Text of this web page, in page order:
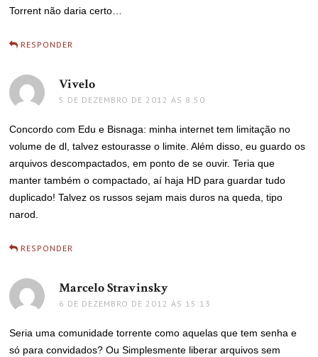
Torrent não daria certo…
RESPONDER
Vivelo
5 DE DEZEMBRO DE 2012 ÀS 8:50
Concordo com Edu e Bisnaga: minha internet tem limitação no
volume de dl, talvez estourasse o limite. Além disso, eu guardo os
arquivos descompactados, em ponto de se ouvir. Teria que
manter também o compactado, aí haja HD para guardar tudo
duplicado! Talvez os russos sejam mais duros na queda, tipo
narod.
RESPONDER
Marcelo Stravinsky
6 DE DEZEMBRO DE 2012 ÀS 15:13
Seria uma comunidade torrente como aquelas que tem senha e
só para convidados? Ou Simplesmente liberar arquivos sem